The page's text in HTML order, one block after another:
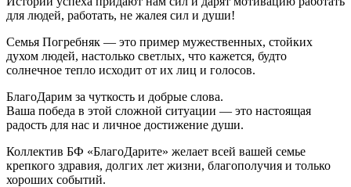
для людей, работать, не жалея сил и души!
Семья Погребняк — это пример мужественных, стойких
духом людей, настолько светлых, что кажется, будто
солнечное тепло исходит от их лиц и голосов.
БлагоДарим за чуткость и добрые слова.
Ваша победа в этой сложной ситуации — это настоящая
радость для нас и личное достижение души.
Коллектив БФ «БлагоДарите» желает всей вашей семье
крепкого здравия, долгих лет жизни, благополучия и только
хороших событий.